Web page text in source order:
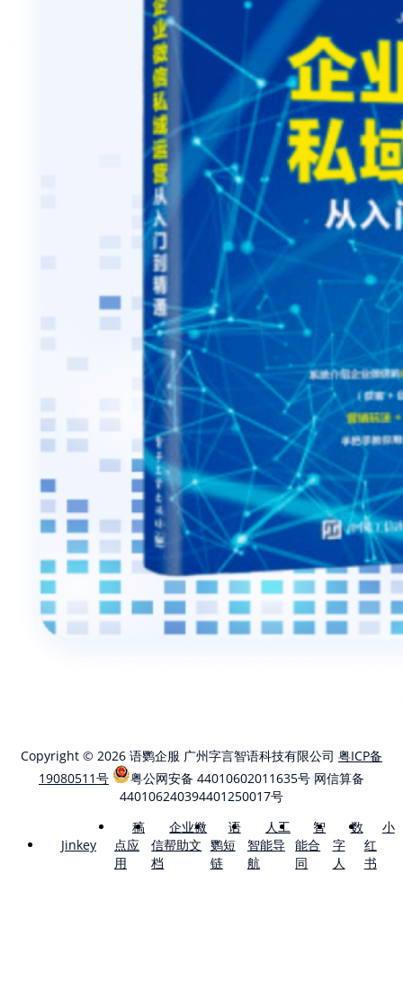
Copyright © 2026 语鹦企服 广州字言智语科技有限公司 粤ICP备
19080511号
粤公网安备 44010602011635号 网信算备
440106240394401250017号
Jinkey
稿
点应
用
企业微
信帮助文
档
语
鹦短
链
人工
智能导
航
智
能合
同
数
字
人
小
红
书